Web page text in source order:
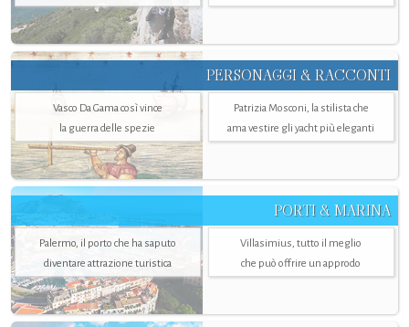
PERSONAGGI & RACCONTI
Vasco Da Gama così vince
la guerra delle spezie
Patrizia Mosconi, la stilista che
ama vestire gli yacht più eleganti
PORTI & MARINA
Palermo, il porto che ha saputo
diventare attrazione turistica
Villasimius, tutto il meglio
che può offrire un approdo